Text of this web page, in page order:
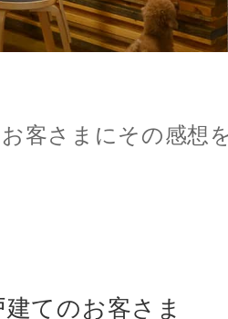
IRに関する問合せ
ランダムに配置した
客さまにその感想
建てのお客さま